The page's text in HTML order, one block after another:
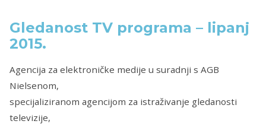
Gledanost TV programa – lipanj
2015.
Agencija za elektroničke medije u suradnji s AGB
Nielsenom,
specijaliziranom agencijom za istraživanje gledanosti
televizije,